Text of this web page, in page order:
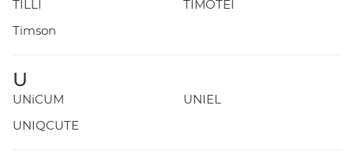
TILLI
TIMOTEI
Timson
U
UNiCUM
UNIEL
UNIQCUTE